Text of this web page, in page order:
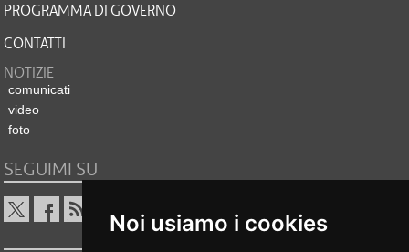
Noi usiamo i cookies
PROGRAMMA DI GOVERNO
CONTATTI
NOTIZIE
comunicati
video
foto
SEGUIMI SU